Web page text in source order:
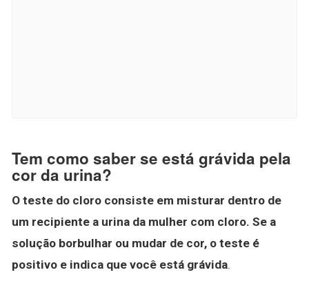
Tem como saber se está grávida pela
cor da urina?
O teste do cloro consiste em misturar dentro de
um recipiente a urina da mulher com cloro. Se a
solução borbulhar ou mudar de cor, o teste é
positivo e indica que você está grávida.